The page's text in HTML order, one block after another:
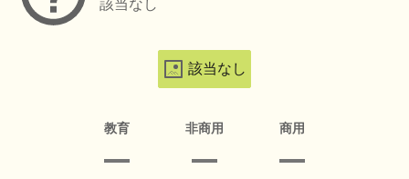
該当なし
該当なし
教育 非商用 商用